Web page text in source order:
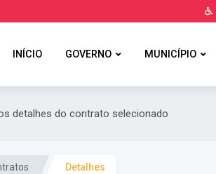
INÍCIO GOVERNO MUNICÍPIO
detalhes do contrato selecionado
Detalhes